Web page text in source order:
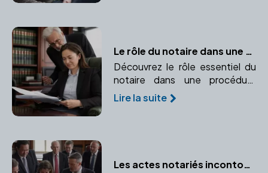
Le rôle du notaire dans une procédure d'adoption
Découvrez le rôle essentiel du
notaire dans une procédure
d'adoption, de la rédaction des
documents à leur validation.
Lire la suite
Les actes notariés incontournables pour les entreprises